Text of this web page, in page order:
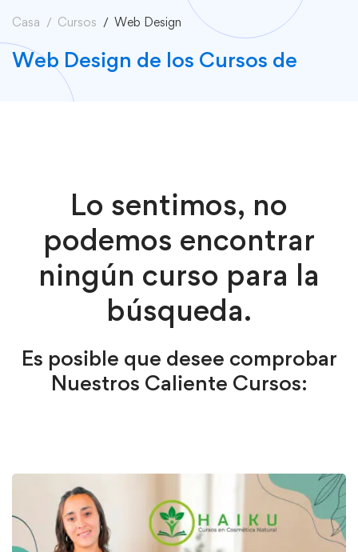
Casa Cursos Web Design
Web Design de los Cursos de
Lo sentimos, no
podemos encontrar
ningún curso para la
búsqueda.
Es posible que desee comprobar
Nuestros Caliente Cursos: